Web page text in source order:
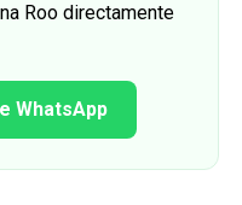
Roo directamente
WhatsApp